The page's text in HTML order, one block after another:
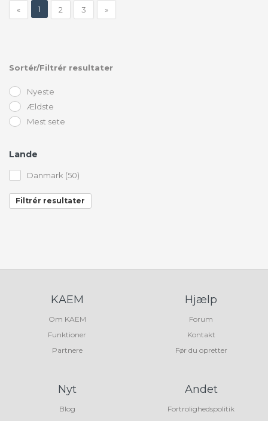
« 1 2 3 »
Sortér/Filtrér resultater
Nyeste
Ældste
Mest sete
Lande
Danmark (50)
Filtrér resultater
KAEM
Om KAEM
Funktioner
Partnere
Hjælp
Forum
Kontakt
Før du opretter
Nyt
Blog
Andet
Fortrolighedspolitik